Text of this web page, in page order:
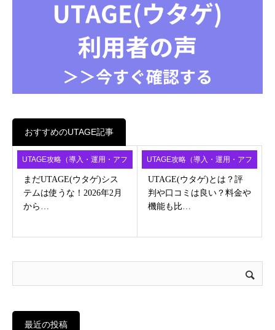
おすすめのUTAGE記事
UTAGE攻略（導入・運用・アフ
ィ）
まだUTAGE(ウタゲ)シス
テムは使うな！2026年2月
から…
UTAGE攻略（導入・運用・アフ
ィ）
UTAGE(ウタゲ)とは？評
判や口コミは良い？料金や
機能も比…
最近の投稿